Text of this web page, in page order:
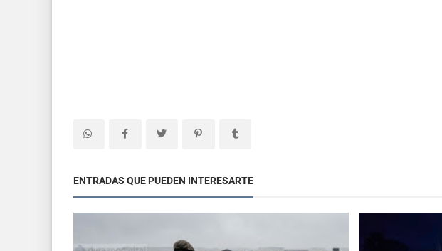
ENTRADAS QUE PUEDEN INTERESARTE